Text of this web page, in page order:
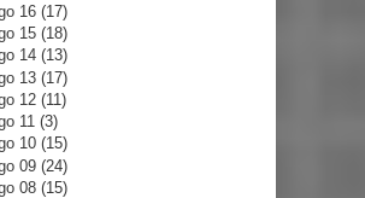
16(17)
15(18)
14(13)
13(17)
12(11)
11(3)
10(15)
09(24)
08(15)